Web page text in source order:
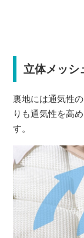
立体メッシ
裏地には通気性
りも通気性を高
す。